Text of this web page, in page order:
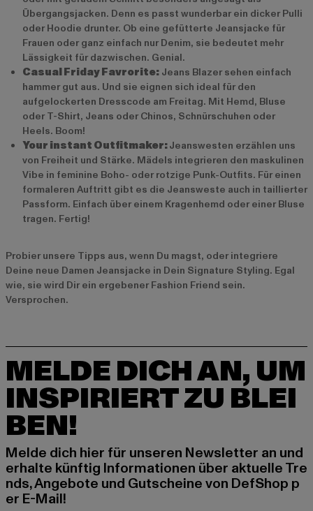
Übergangsjacken. Denn es passt wunderbar ein dicker Pulli
oder Hoodie drunter. Ob eine gefütterte Jeansjacke für
Frauen oder ganz einfach nur Denim, sie bedeutet mehr
Lässigkeit für dazwischen. Genial.
Casual Friday Favrorite: Jeans Blazer sehen einfach
hammer gut aus. Und sie eignen sich ideal für den
aufgelockerten Dresscode am Freitag. Mit Hemd, Bluse
oder T-Shirt, Jeans oder Chinos, Schnürschuhen oder
Heels. Boom!
Your instant Outfitmaker:Jeanswesten erzählen uns
von Freiheit und Stärke. Mädels integrieren den maskulinen
Vibe in feminine Boho- oder rotzige Punk-Outfits. Für einen
formaleren Auftritt gibt es die Jeansweste auch in taillierter
Passform. Einfach über einem Kragenhemd oder einer Bluse
tragen. Fertig!
Probier unsere Tipps aus, wenn Du magst, oder integriere
Deine neue Damen Jeansjacke in Dein Signature Styling. Egal
wie, sie wird Dir ein ergebener Fashion Friend sein.
Versprochen.
MELDE DICH AN, UM
INSPIRIERT ZU BLEI
BEN!
Melde dich hier für unseren Newsletter an und
erhalte künftig Informationen über aktuelle Tre
nds, Angebote und Gutscheine von DefShop p
er E-Mail!